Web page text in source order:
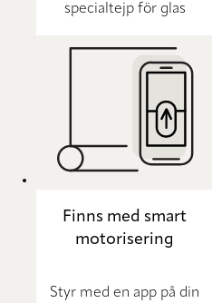
specialtejp för glas
Finns med smart
motorisering
Styr med en app på din